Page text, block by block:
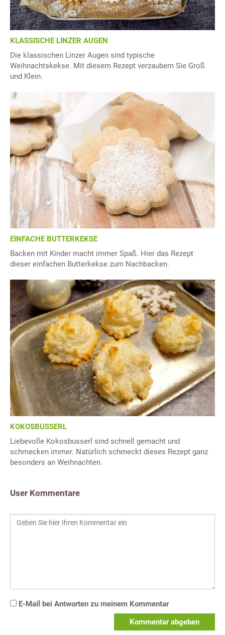
KLASSISCHE LINZER AUGEN
Die klassischen Linzer Augen sind typische
Weihnachtskekse. Mit diesem Rezept verzaubern Sie Groß
und Klein.
EINFACHE BUTTERKEKSE
Backen mit Kinder macht immer Spaß. Hier das Rezept
dieser einfachen Butterkekse zum Nachbacken.
KOKOSBUSSERL
Liebevolle Kokosbusserl sind schnell gemacht und
schmecken immer. Natürlich schmeckt dieses Rezept ganz
besonders an Weihnachten.
User Kommentare
E-Mail bei Antworten zu meinem Kommentar
Kommentar abgeben